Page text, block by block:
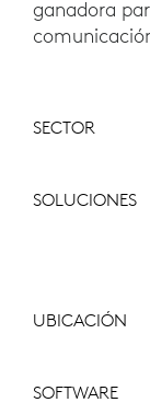
ganadora
SECTOR
SOLUCIONES
UBICACIÓN
SOFTWARE